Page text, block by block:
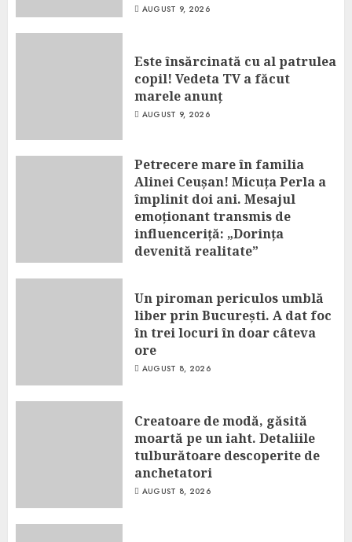
AUGUST 9, 2026
Este însărcinată cu al patrulea
copil! Vedeta TV a făcut
marele anunț
AUGUST 9, 2026
Petrecere mare în familia
Alinei Ceușan! Micuța Perla a
împlinit doi ani. Mesajul
emoționant transmis de
influenceriță: „Dorința
devenită realitate”
Un piroman periculos umblă
liber prin București. A dat foc
în trei locuri în doar câteva
ore
AUGUST 8, 2026
Creatoare de modă, găsită
moartă pe un iaht. Detaliile
tulburătoare descoperite de
anchetatori
AUGUST 8, 2026